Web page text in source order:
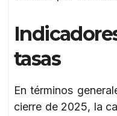
tasas
En términos
cierre de 2025, la